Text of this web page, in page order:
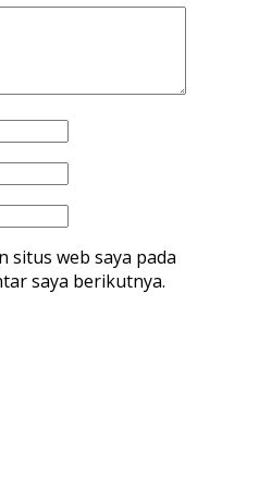
situs web saya pada
saya berikutnya.